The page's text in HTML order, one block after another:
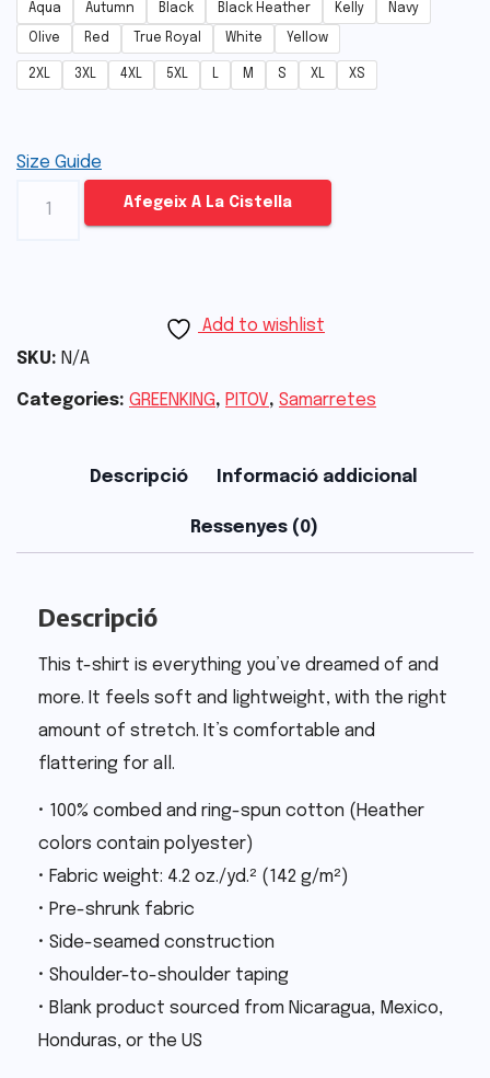
Aqua Autumn Black Black Heather Kelly Navy
Olive Red True Royal White Yellow
2XL 3XL 4XL 5XL L M S XL XS
Size Guide
Afegeix A La Cistella
Add to wishlist
SKU: N/A
Categories: GREENKING, PITOV, Samarretes
Descripció Informació addicional
Ressenyes (0)
Descripció
This t-shirt is everything you’ve dreamed of and
more. It feels soft and lightweight, with the right
amount of stretch. It’s comfortable and
flattering for all.
• 100% combed and ring-spun cotton (Heather
colors contain polyester)
• Fabric weight: 4.2 oz./yd.² (142 g/m²)
• Pre-shrunk fabric
• Side-seamed construction
• Shoulder-to-shoulder taping
• Blank product sourced from Nicaragua, Mexico,
Honduras, or the US